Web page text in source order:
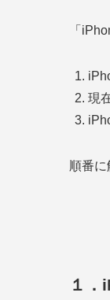
「
現
順番に
１．